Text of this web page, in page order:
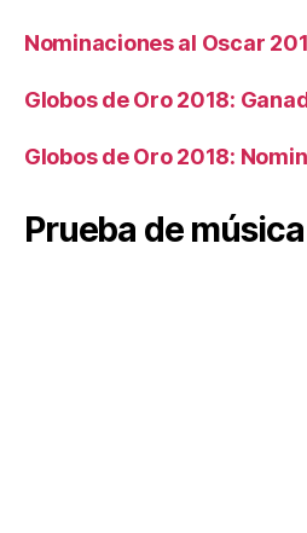
Nominaciones al Oscar
Globos de Oro 2018:
Globos de Oro 2018:
Prueba de